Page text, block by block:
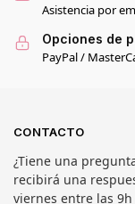
Asistencia por
Opciones de
PayPal /
CONTACTO
¿Tiene una
recibirá una
viernes entre las 9h